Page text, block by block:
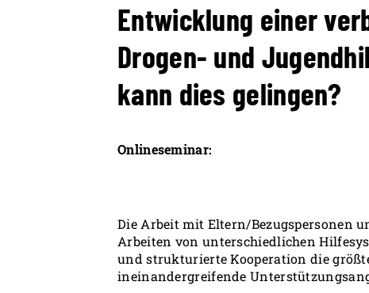
Entwicklung einer
Drogen- und
kann dies gelingen?
Onlineseminar:
Die Arbeit mit Eltern/Bezugspersonen
Arbeiten von unterschiedlichen
und strukturierte Kooperation die
ineinandergreifende